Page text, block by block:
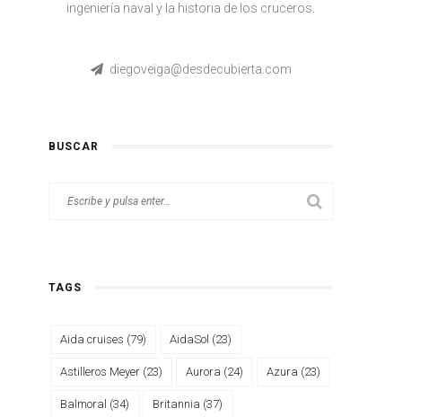
ingeniería naval y la historia de los cruceros.
diegoveiga@desdecubierta.com
BUSCAR
TAGS
Aida cruises (79) AidaSol (23)
Astilleros Meyer (23) Aurora (24) Azura (23)
Balmoral (34) Britannia (37)